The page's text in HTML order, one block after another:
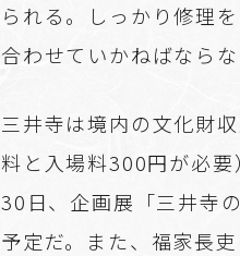
られる。しっかり修理
合わせていかねばならな
三井寺は境内の文化財
料と入場料300円が必
30日、企画展「三井寺
予定だ。また、福家長